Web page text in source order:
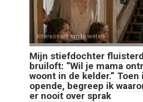
Interessant om te weten
Mijn stiefdochter
bruiloft: “Wil je mama
woont in de kelder.” Toen
opende, begreep ik
er nooit over sprak